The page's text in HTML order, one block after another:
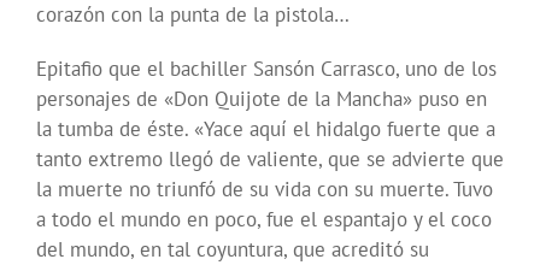
corazón con la punta de la pistola…
Epitafio que el bachiller Sansón Carrasco, uno de los
personajes de «Don Quijote de la Mancha» puso en
la tumba de éste. «Yace aquí el hidalgo fuerte que a
tanto extremo llegó de valiente, que se advierte que
la muerte no triunfó de su vida con su muerte. Tuvo
a todo el mundo en poco, fue el espantajo y el coco
del mundo, en tal coyuntura, que acreditó su